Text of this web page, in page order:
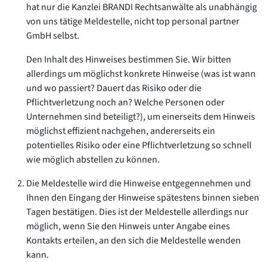
hat nur die Kanzlei BRANDI Rechtsanwälte als unabhängig
von uns tätige Meldestelle, nichttop personal partner
GmbHselbst.
Den Inhalt des Hinweises bestimmen Sie. Wir bitten
allerdings um möglichst konkrete Hinweise (was ist wann
und wo passiert? Dauert das Risiko oder die
Pflichtverletzung noch an? Welche Personen oder
Unternehmen sind beteiligt?), um einerseits dem Hinweis
möglichst effizient nachgehen, andererseits ein
potentielles Risiko oder eine Pflichtverletzung so schnell
wie möglich abstellen zu können.
Die Meldestelle wird die Hinweise entgegennehmen und
Ihnen den Eingang der Hinweise spätestens binnen sieben
Tagen bestätigen. Dies ist der Meldestelle allerdings nur
möglich, wenn Sie den Hinweis unter Angabe eines
Kontakts erteilen, an den sich die Meldestelle wenden
kann.